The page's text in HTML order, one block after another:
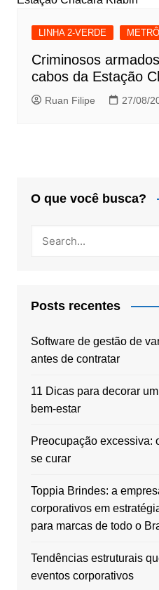
LINHA 2-VERDE
Criminosos
cabos da Estação
Ruan Filipe 27/08/
O que você busca?
Posts recentes
Software de gestão de
antes de contratar
11 Dicas para decorar
bem-estar
Preocupação excessiva:
se curar
Toppia Brindes: a
corporativos em
para marcas de todo o
Tendências estruturais
eventos corporativos